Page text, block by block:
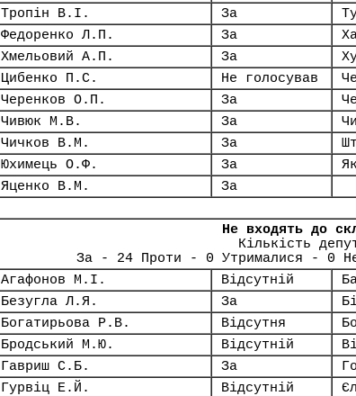
Тропін В.І.
За
Федоренко Л.П.
За
Хмельовий А.П.
За
Цибенко П.С.
Не голосував
Черенков О.П.
За
Чивюк М.В.
За
Чичков В.М.
За
Юхимець О.Ф.
За
Яценко В.М.
За
Не входять до
Кількість
За - 24 Проти - 0 Утрималися - 0
Агафонов М.І.
Відсутній
Безугла Л.Я.
За
Богатирьова Р.В.
Відсутня
Бродський М.Ю.
Відсутній
Гавриш С.Б.
За
Гурвіц Е.Й.
Відсутній